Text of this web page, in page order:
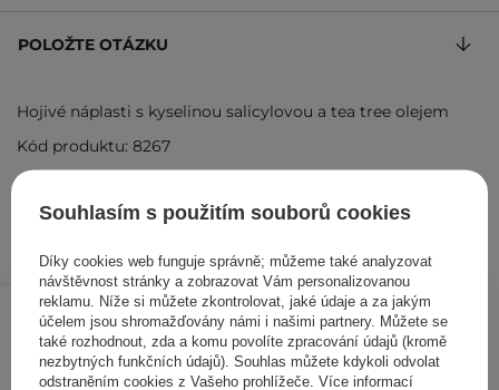
505 Kč /ks
PŘIDAT DO KOŠÍKU
POLOŽTE OTÁZKU
Hojivé náplasti s kyselinou salicylovou a tea tree olejem
Kód produktu: 8267
Souhlasím s použitím souborů cookies
Díky cookies web funguje správně; můžeme také analyzovat
návštěvnost stránky a zobrazovat Vám personalizovanou
reklamu. Níže si můžete zkontrolovat, jaké údaje a za jakým
účelem jsou shromažďovány námi i našimi partnery. Můžete se
také rozhodnout, zda a komu povolíte zpracování údajů (kromě
nezbytných funkčních údajů). Souhlas můžete kdykoli odvolat
odstraněním cookies z Vašeho prohlížeče. Více informací